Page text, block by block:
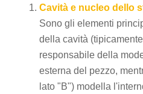
Cavità e nucleo dello
Sono gli elementi
della cavità
responsabile della
esterna del pezzo,
lato "B") modella